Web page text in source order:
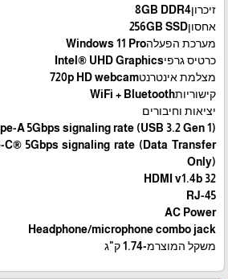
זיכרון8GB DDR4
אחסון256GB SSD
מערכת הפעלהWindows 11 Pro
כרטיס גרפיIntel® UHD Graphics
מצלמת אינטרנט720p HD webcam
קישוריותWiFi + Bluetooth
יציאות וחיבורים
A 5Gbps signaling rate (USB 3.2 Gen 1)
C® 5Gbps signaling rate (Data Transfer
Only)
HDMI v1.4b 32
RJ-45
AC Power
Headphone/microphone combo jack
משקל המוצרמ-1.74 ק"ג